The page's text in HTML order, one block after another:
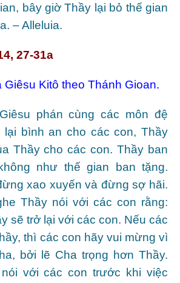
bây giờ Thầy lại bỏ thế gian
– Alleluia.
27-31a
Giêsu Kitô theo Thánh Gioan.
phán cùng các môn đệ
lại bình an cho các con, Thầy
Thầy cho các con. Thầy ban
như thế gian ban tặng.
xao xuyến và đừng sợ hãi.
Thầy nói với các con rằng:
sẽ trở lại với các con. Nếu các
thì các con hãy vui mừng vì
bởi lẽ Cha trọng hơn Thầy.
với các con trước khi việc